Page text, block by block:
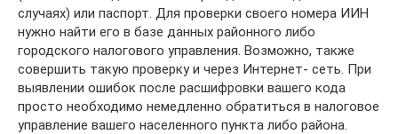
случаях) или паспорт. Для проверки своего номера ИИН
нужно найти его в базе данных районного либо
городского налогового управления. Возможно, также
совершить такую проверку и через Интернет- сеть. При
выявлении ошибок после расшифровки вашего кода
просто необходимо немедленно обратиться в налоговое
управление вашего населенного пункта либо района.